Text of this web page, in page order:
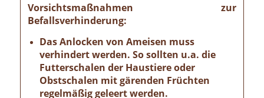
Vorsichtsmaßnahmen zur
Befallsverhinderung:
Das Anlocken von Ameisen muss
verhindert werden. So sollten u.a. die
Futterschalen der Haustiere oder
Obstschalen mit gärenden Früchten
regelmäßig geleert werden.